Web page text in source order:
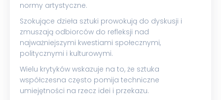
normy artystyczne.
Szokujące dzieła sztuki prowokują do dyskusji i
zmuszają odbiorców do refleksji nad
najważniejszymi kwestiami społecznymi,
politycznymi i kulturowymi.
Wielu krytyków wskazuje na to, że sztuka
współczesna często pomija techniczne
umiejętności na rzecz idei i przekazu.